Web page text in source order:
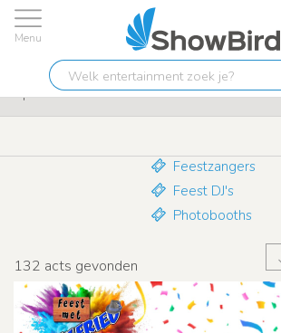
Welk
entertainment
zoek
Laagste prijs garantie
Après Ski
Feestzangers
Feest DJ's
Photobooths
132 acts gevonden